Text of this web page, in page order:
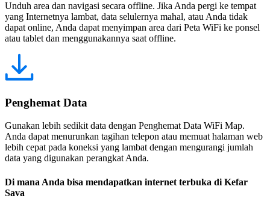
Unduh area dan navigasi secara offline. Jika Anda pergi ke tempat
yang Internetnya lambat, data selulernya mahal, atau Anda tidak
dapat online, Anda dapat menyimpan area dari Peta WiFi ke ponsel
atau tablet dan menggunakannya saat offline.
Penghemat Data
Gunakan lebih sedikit data dengan Penghemat Data WiFi Map.
Anda dapat menurunkan tagihan telepon atau memuat halaman web
lebih cepat pada koneksi yang lambat dengan mengurangi jumlah
data yang digunakan perangkat Anda.
Di mana Anda bisa mendapatkan internet terbuka di Kefar
Sava